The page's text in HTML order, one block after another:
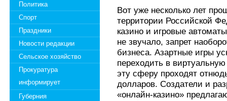
Политика
Спорт
Праздники
Новости редакции
Сельское хозяйство
Прокуратура
информирует
Губерния
Вот уже несколько лет
территории Российской
казино и игровые
не звучало, запрет
бизнеса. Азартные игры
переходить в
эту сферу проходят
долларов. Создатели и
«онлайн-казино»